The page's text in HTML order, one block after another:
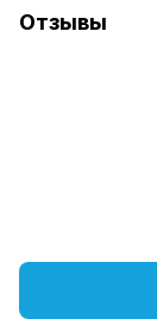
Отзывы